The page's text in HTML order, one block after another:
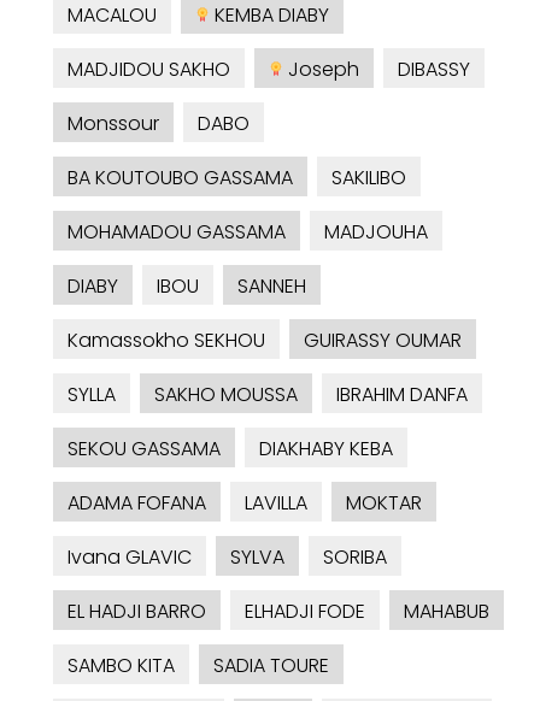
MACALOU
KEMBA DIABY
MADJIDOU SAKHO
Joseph
DIBASSY
Monssour
DABO
BA KOUTOUBO GASSAMA
SAKILIBO
MOHAMADOU GASSAMA
MADJOUHA
DIABY
IBOU
SANNEH
Kamassokho SEKHOU
GUIRASSY OUMAR
SYLLA
SAKHO MOUSSA
IBRAHIM DANFA
SEKOU GASSAMA
DIAKHABY KEBA
ADAMA FOFANA
LAVILLA
MOKTAR
Ivana GLAVIC
SYLVA
SORIBA
EL HADJI BARRO
ELHADJI FODE
MAHABUB
SAMBO KITA
SADIA TOURE